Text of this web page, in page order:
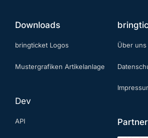
Downloads
bringticket Logos
Mustergrafiken Artikelanlage
Dev
API
Über uns
Partner